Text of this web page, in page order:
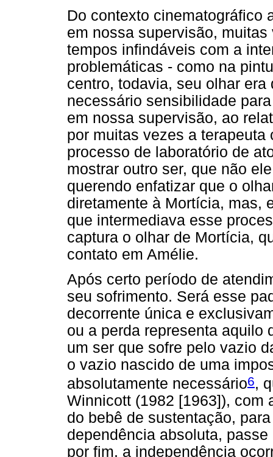
Do contexto cinematográfico
em nossa supervisão,
tempos infindáveis com a
problemáticas - como na
centro, todavia, seu olhar
necessário sensibilidade
em nossa supervisão, ao
por muitas vezes a
processo de laboratório de
mostrar outro ser, que não
querendo enfatizar que o
diretamente à Mortícia, mas,
que intermediava esse
captura o olhar de Mortícia,
contato em Amélie.
Após certo período de
seu sofrimento. Será esse
decorrente única e
ou a perda representa aquilo
um ser que sofre pelo vazio
o vazio nascido de uma
absolutamente necessário6,
Winnicott (1982 [1963]), com
do bebê de sustentação,
dependência absoluta,
por fim, a independência